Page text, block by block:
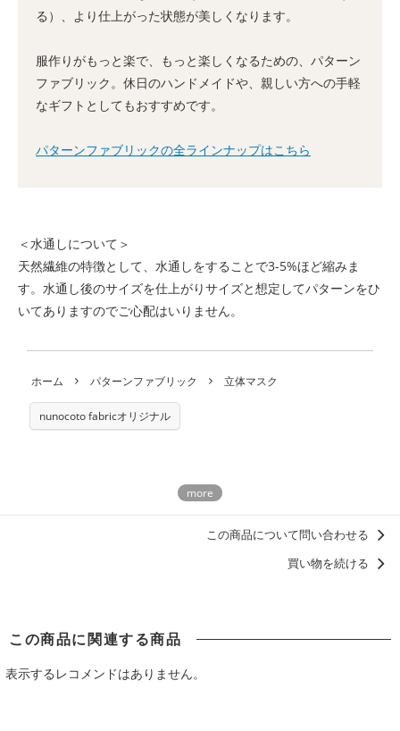
る）、より仕上がった状態が美しくなります。
服作りがもっと楽で、もっと楽しくなるための、パターン
ファブリック。休日のハンドメイドや、親しい方への手軽
なギフトとしてもおすすめです。
パターンファブリックの全ラインナップはこちら
＜水通しについて＞
天然繊維の特徴として、水通しをすることで3-5%ほど縮みま
す。水通し後のサイズを仕上がりサイズと想定してパターンをひ
いてありますのでご心配はいりません。
ホーム パターンファブリック 立体マスク
nunocoto fabricオリジナル
この商品について問い合わせる
買い物を続ける
この商品に関連する商品
表示するレコメンドはありません。